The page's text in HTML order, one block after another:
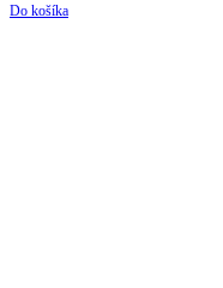
Do košíka